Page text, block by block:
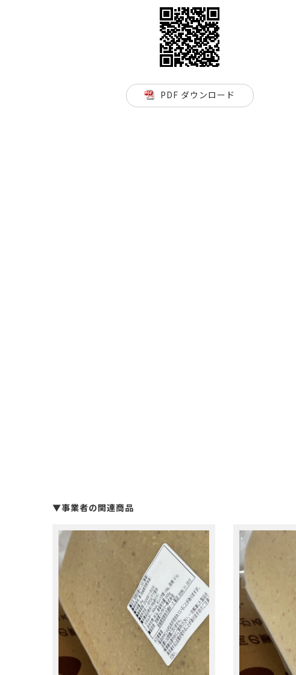
PDF ダウンロード
▼事業者の関連商品